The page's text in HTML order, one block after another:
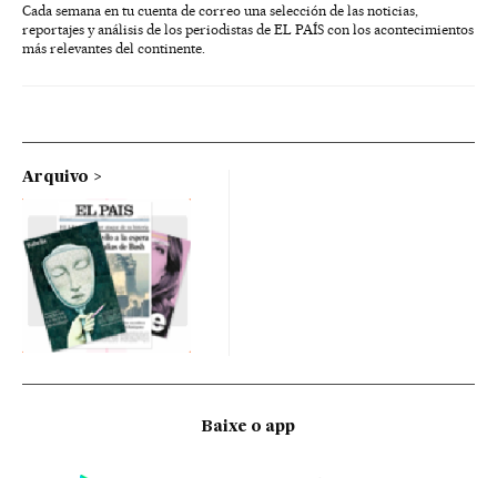
Cada semana en tu cuenta de correo una selección de las noticias,
reportajes y análisis de los periodistas de EL PAÍS con los acontecimientos
más relevantes del continente.
Arquivo
Baixe o app